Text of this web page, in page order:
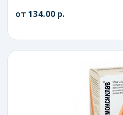
от 134.00 р.